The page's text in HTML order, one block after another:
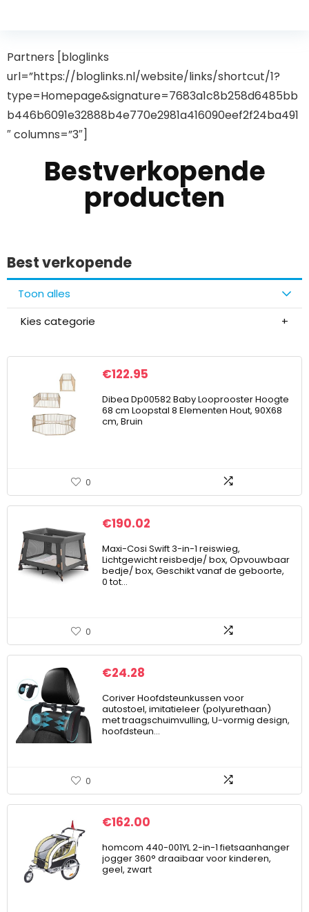
Partners [bloglinks
url=”https://bloglinks.nl/website/links/shortcut/1?
type=Homepage&signature=7683a1c8b258d6485bb
b446b6091e32888b4e770e2981a416090eef2f24ba491
″ columns=”3″]
Bestverkopende
producten
Best verkopende
Toon alles
Kies categorie
€122.95
Dibea Dp00582 Baby Looprooster Hoogte
68 cm Loopstal 8 Elementen Hout, 90X68
cm, Bruin
0
€190.02
Maxi-Cosi Swift 3-in-1 reiswieg,
Lichtgewicht reisbedje/ box, Opvouwbaar
bedje/ box, Geschikt vanaf de geboorte,
0 tot…
0
€24.28
Coriver Hoofdsteunkussen voor
autostoel, imitatieleer (polyurethaan)
met traagschuimvulling, U-vormig design,
hoofdsteun…
0
€162.00
homcom 440-001YL 2-in-1 fietsaanhanger
jogger 360° draaibaar voor kinderen,
geel, zwart